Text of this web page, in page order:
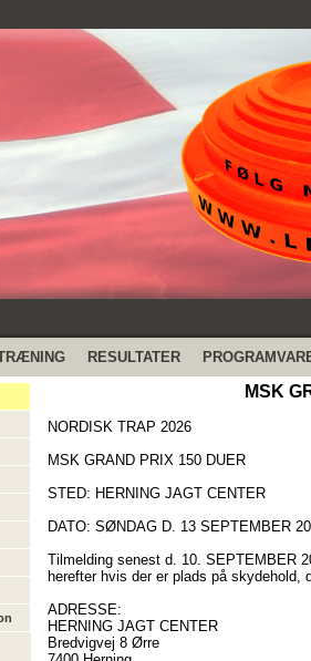
RESULTATER
MSK
NORDISK TRAP 2026
MSK GRAND PRIX 150 DUER
STED: HERNING JAGT CENTER
DATO: SØNDAG D. 13 SEPTEMBER
Tilmelding senest d. 10. SEPTEMBER
herefter hvis der er plads på
ADRESSE:
HERNING JAGT CENTER
Bredvigvej 8 Ørre